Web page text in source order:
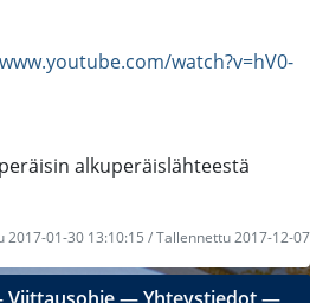
watch?v=hV0-
alkuperäislähteestä
2017-01-30 13:10:15 / Tallennettu 2017-12-07